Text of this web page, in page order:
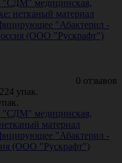
"СДМ" медицинская,
нетканый материал
"Абактерил -
(ООО "Рускрафт")
0 отзывов
упак.
"СДМ" медицинская,
материал
"Абактерил -
(ООО "Рускрафт")